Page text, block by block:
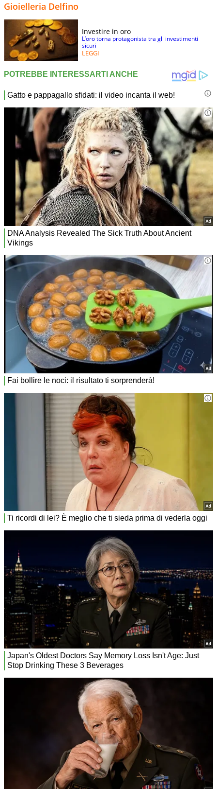
Gioielleria Delfino
Investire in oro
L’oro torna protagonista tra gli investimenti
sicuri
LEGGI